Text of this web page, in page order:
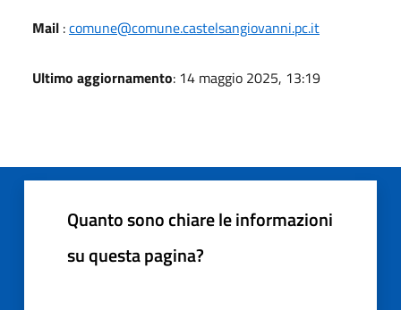
Mail :comune@comune.castelsangiovanni.pc.it
Ultimo aggiornamento: 14 maggio 2025, 13:19
Quanto sono chiare le informazioni
su questa pagina?